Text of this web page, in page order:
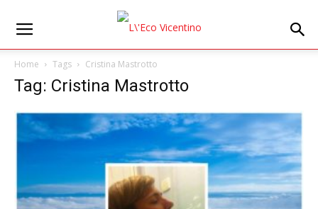
Home Tags Cristina Mastrotto
Tag: Cristina Mastrotto